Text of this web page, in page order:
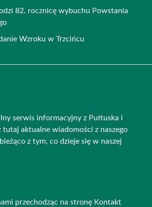
82. rocznicę wybuchu Powstania
Wzroku w Trzcińcu
serwis informacyjny z Pułtuska i
tutaj aktualne wiadomości z naszego
z tym, co dzieje się w naszej
przechodząc na stronę Kontakt